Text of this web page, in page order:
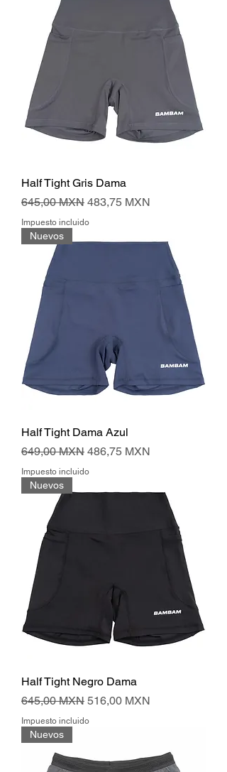
Half Tight Gris Dama
Precio
645,00 MXN Precio de oferta
483,75 MXN
Impuesto incluido
Nuevos
Half Tight Dama Azul
Precio
649,00 MXN Precio de oferta
486,75 MXN
Impuesto incluido
Nuevos
Half Tight Negro Dama
Precio
645,00 MXN Precio de oferta
516,00 MXN
Impuesto incluido
Nuevos